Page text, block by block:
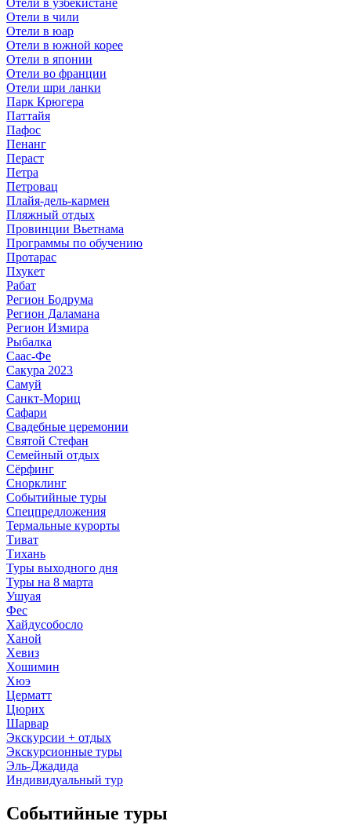
Отели в узбекистане
Отели в чили
Отели в юар
Отели в южной корее
Отели в японии
Отели во франции
Отели шри ланки
Парк Крюгера
Паттайя
Пафос
Пенанг
Пераст
Петра
Петровац
Плайя-дель-кармен
Пляжный отдых
Провинции Вьетнама
Программы по обучению
Протарас
Пхукет
Рабат
Регион Бодрума
Регион Даламана
Регион Измира
Рыбалка
Саас-Фе
Сакура 2023
Самуй
Санкт-Мориц
Сафари
Свадебные церемонии
Святой Стефан
Семейный отдых
Сёрфинг
Снорклинг
Событийные туры
Спецпредложения
Термальные курорты
Тиват
Тихань
Туры выходного дня
Туры на 8 марта
Ушуая
Фес
Хайдусобосло
Ханой
Хевиз
Хошимин
Хюэ
Церматт
Цюрих
Шарвар
Экскурсии + отдых
Экскурсионные туры
Эль-Джадида
Индивидуальный тур
Событийные туры